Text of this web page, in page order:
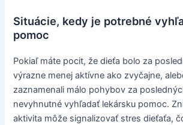
Situácie, kedy je potrebné
pomoc
Pokiaľ máte pocit, že dieťa bolo za
výrazne menej aktívne ako zvyčajne,
zaznamenali málo pohybov za
nevyhnutné vyhľadať lekársku pomoc.
aktivita môže signalizovať stres dieťaťa,